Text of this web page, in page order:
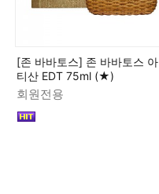
[존 바바토스] 존 바바토스 아
티산 EDT 75ml (★)
회원전용